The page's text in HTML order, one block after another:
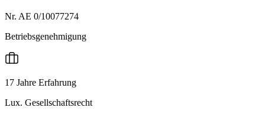
Nr. AE 0/10077274
Betriebsgenehmigung
17 Jahre Erfahrung
Lux. Gesellschaftsrecht